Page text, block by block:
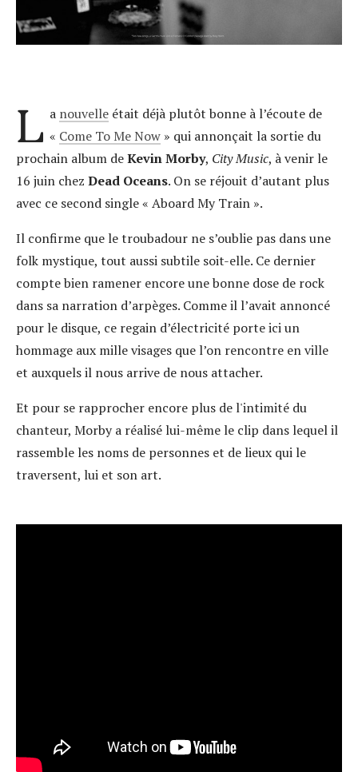
L a nouvelleétait déjà plutôt bonne à l’écoute de
« Come To Me Now» qui annonçait la sortie du
prochain album deKevin Morby, City Music, à venir le
16 juin chez Dead Oceans. On se réjouit d’autant plus
avec ce second single « Aboard My Train ».
Il confirme que le troubadour ne s’oublie pas dans une
folk mystique, tout aussi subtile soit-elle. Ce dernier
compte bien ramener encore une bonne dose de rock
dans sa narration d’arpèges. Comme il l’avait annoncé
pour le disque, ce regain d’électricité porte ici un
hommage aux mille visages que l’on rencontre en ville
et auxquels il nous arrive de nous attacher.
Et pour se rapprocher encore plus de l'intimité du
chanteur, Morby a réalisé lui-même le clip dans lequel il
rassemble les noms de personnes et de lieux qui le
traversent, lui et son art.